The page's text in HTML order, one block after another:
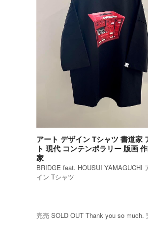
アート デザイン Tシャツ 書道家
ト 現代 コンテンポラリー 版画
家
BRIDGE feat. HOUSUI YAMAGUCHI
イン Tシャツ
完売 SOLD OUT Thank you so much.